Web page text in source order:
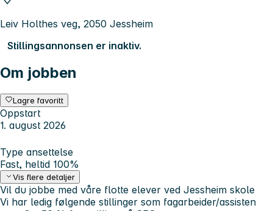
Leiv Holthes veg, 2050 Jessheim
Stillingsannonsen er inaktiv.
Om jobben
Lagre favoritt
Oppstart
1. august 2026
Type ansettelse
Fast, heltid 100%
Vis flere detaljer
Vil du jobbe med våre flotte elever ved Jessheim skole
Vi har ledig følgende stillinger som fagarbeider/